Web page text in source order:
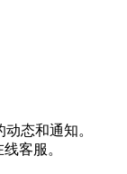
态和通知。
客服。